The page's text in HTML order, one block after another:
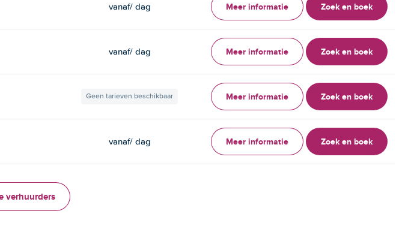
vanaf/ dag Meer informatie Zoek en boek
vanaf/ dag Meer informatie Zoek en boek
Geen tarieven beschikbaar Meer informatie Zoek en boek
vanaf/ dag Meer informatie Zoek en boek
verhuurders